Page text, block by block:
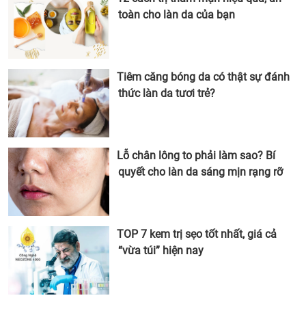
toàn cho làn da của bạn
Tiêm căng bóng da có thật sự đánh
thức làn da tươi trẻ?
Lỗ chân lông to phải làm sao? Bí
quyết cho làn da sáng mịn rạng rỡ
TOP 7 kem trị sẹo tốt nhất, giá cả
“vừa túi” hiện nay